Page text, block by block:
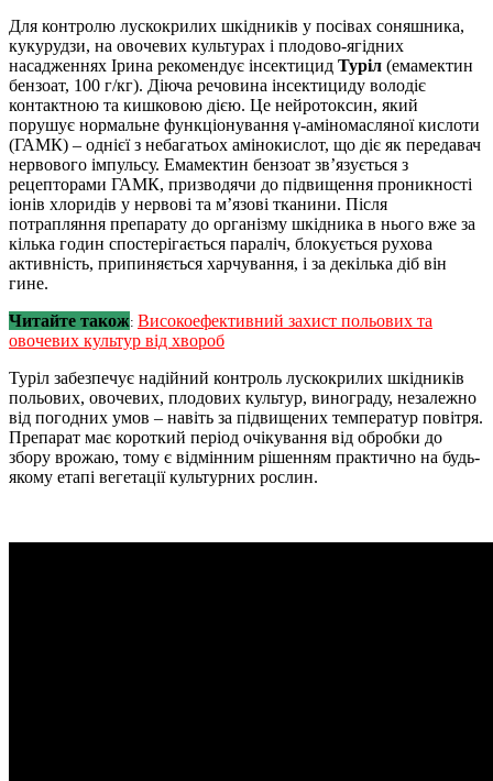
Для контролю лускокрилих шкідників у посівах соняшника,
кукурудзи, на овочевих культурах і плодово-ягідних
насадженнях Ірина рекомендує інсектицид Туріл (емамектин
бензоат, 100 г/кг). Діюча речовина інсектициду володіє
контактною та кишковою дією. Це нейротоксин, який
порушує нормальне функціонування γ-аміномасляної кислоти
(ГАМК) – однієї з небагатьох амінокислот, що діє як передавач
нервового імпульсу. Емамектин бензоат зв’язується з
рецепторами ГАМК, призводячи до підвищення проникності
іонів хлоридів у нервові та м’язові тканини. Після
потрапляння препарату до організму шкідника в нього вже за
кілька годин спостерігається параліч, блокується рухова
активність, припиняється харчування, і за декілька діб він
гине.
Читайте також: Високоефективний захист польових та
овочевих культур від хвороб
Туріл забезпечує надійний контроль лускокрилих шкідників
польових, овочевих, плодових культур, винограду, незалежно
від погодних умов – навіть за підвищених температур повітря.
Препарат має короткий період очікування від обробки до
збору врожаю, тому є відмінним рішенням практично на будь-
якому етапі вегетації культурних рослин.